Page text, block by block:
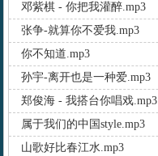
邓紫棋 - 你把我灌醉.mp3
张争-就算你不爱我.mp3
你不知道.mp3
孙宇-离开也是一种爱.mp3
郑俊海 - 我搭台你唱戏.mp3
属于我们的中国style.mp3
山歌好比春江水.mp3